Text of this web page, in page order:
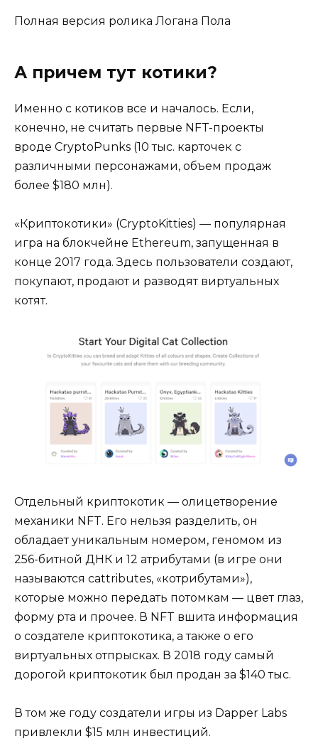
Полная версия ролика Логана Пола
А причем тут котики?
Именно с котиков все и началось. Если,
конечно, не считать первые NFT-проекты
вроде CryptoPunks (10 тыс. карточек с
различными персонажами, объем продаж
более $180 млн).
«Криптокотики» (CryptoKitties) — популярная
игра на блокчейне Ethereum, запущенная в
конце 2017 года. Здесь пользователи создают,
покупают, продают и разводят виртуальных
котят.
Отдельный криптокотик — олицетворение
механики NFT. Его нельзя разделить, он
обладает уникальным номером, геномом из
256-битной ДНК и 12 атрибутами (в игре они
называются cattributes, «котрибутами»),
которые можно передать потомкам — цвет глаз,
форму рта и прочее. В NFT вшита информация
о создателе криптокотика, а также о его
виртуальных отпрысках. В 2018 году самый
дорогой криптокотик был продан за $140 тыс.
В том же году создатели игры из Dapper Labs
привлекли $15 млн инвестиций.